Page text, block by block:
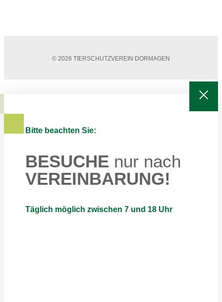
© 2026 TIERSCHUTZVEREIN DORMAGEN
Bitte beachten Sie:
BESUCHE nur nach
VEREINBARUNG!
Täglich möglich zwischen 7 und 18 Uhr